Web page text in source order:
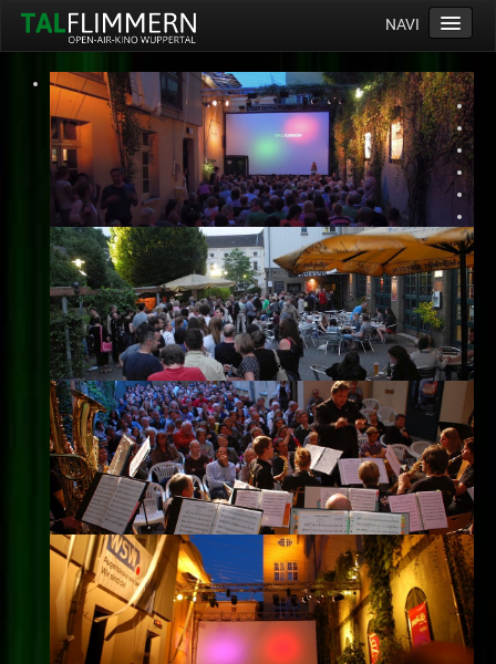
NAVI
Home
Programm
Service
Ticketinfos
Ort
Anreise
Wetter
Kinogutschein
Konzept
Archiv
Kontakt
Impressum
Datenschutz